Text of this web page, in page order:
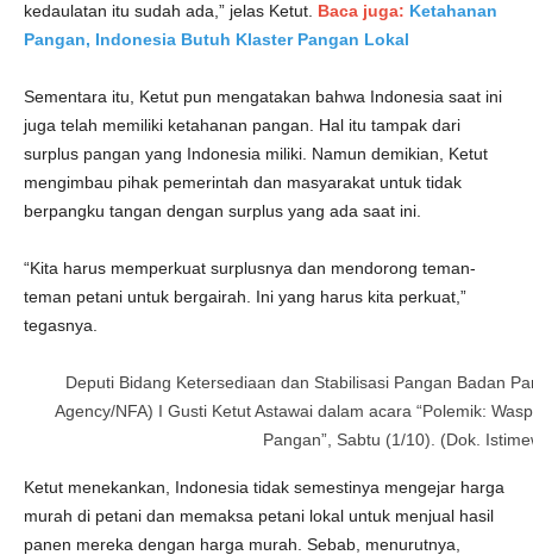
kedaulatan itu sudah ada,” jelas Ketut. Baca juga: Ketahanan
Pangan, Indonesia Butuh Klaster Pangan Lokal
Sementara itu, Ketut pun mengatakan bahwa Indonesia saat ini
juga telah memiliki ketahanan pangan. Hal itu tampak dari
surplus pangan yang Indonesia miliki. Namun demikian, Ketut
mengimbau pihak pemerintah dan masyarakat untuk tidak
berpangku tangan dengan surplus yang ada saat ini.
“Kita harus memperkuat surplusnya dan mendorong teman-
teman petani untuk bergairah. Ini yang harus kita perkuat,”
tegasnya.
Deputi Bidang Ketersediaan dan Stabilisasi Pangan Badan
Agency/NFA) I Gusti Ketut Astawai dalam acara “Polemik:
Pangan”, Sabtu (1/10). (Dok.
Ketut menekankan, Indonesia tidak semestinya mengejar harga
murah di petani dan memaksa petani lokal untuk menjual hasil
panen mereka dengan harga murah. Sebab, menurutnya,